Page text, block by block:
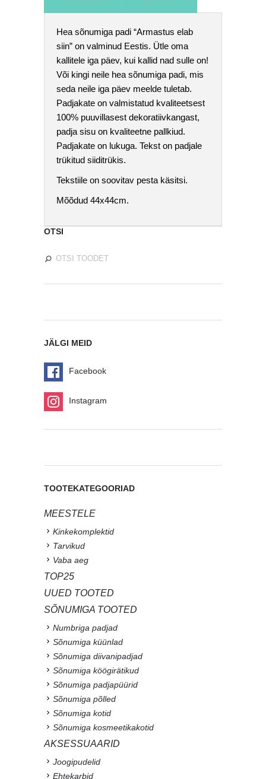
Hea sõnumiga padi “Armastus elab
siin” on valminud Eestis. Ütle oma
kallitele iga päev, kui kallid nad sulle on!
Või kingi neile hea sõnumiga padi, mis
seda neile iga päev meelde tuletab.
Padjakate on valmistatud kvaliteetsest
100% puuvillasest dekoratiivkangast,
padja sisu on kvaliteetne pallkiud.
Padjakate on lukuga. Tekst on padjale
trükitud siiditrükis.
Tekstiile on soovitav pesta käsitsi.
Mõõdud 44x44cm.
OTSI
JÄLGI MEID
Facebook
Instagram
TOOTEKATEGOORIAD
MEESTELE
Kinkekomplektid
Tarvikud
Vaba aeg
TOP25
UUED TOOTED
SÕNUMIGA TOOTED
Numbriga padjad
Sõnumiga küünlad
Sõnumiga diivanipadjad
Sõnumiga köögirätikud
Sõnumiga padjapüürid
Sõnumiga põlled
Sõnumiga kotid
Sõnumiga kosmeetikakotid
AKSESSUAARID
Joogipudelid
Ehtekarbid